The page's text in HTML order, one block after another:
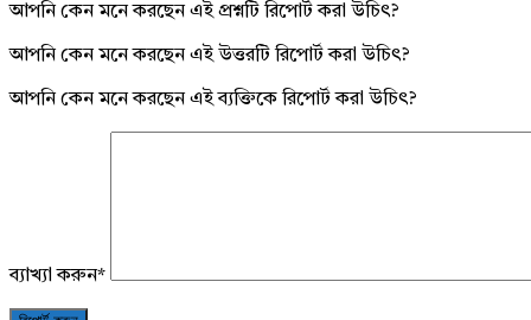
আপনি কেন মনে করছেন এই প্রশ্নটি রিপোর্ট করা উচিৎ?
আপনি কেন মনে করছেন এই উত্তরটি রিপোর্ট করা উচিৎ?
আপনি কেন মনে করছেন এই ব্যক্তিকে রিপোর্ট করা উচিৎ?
ব্যাখ্যা করুন*